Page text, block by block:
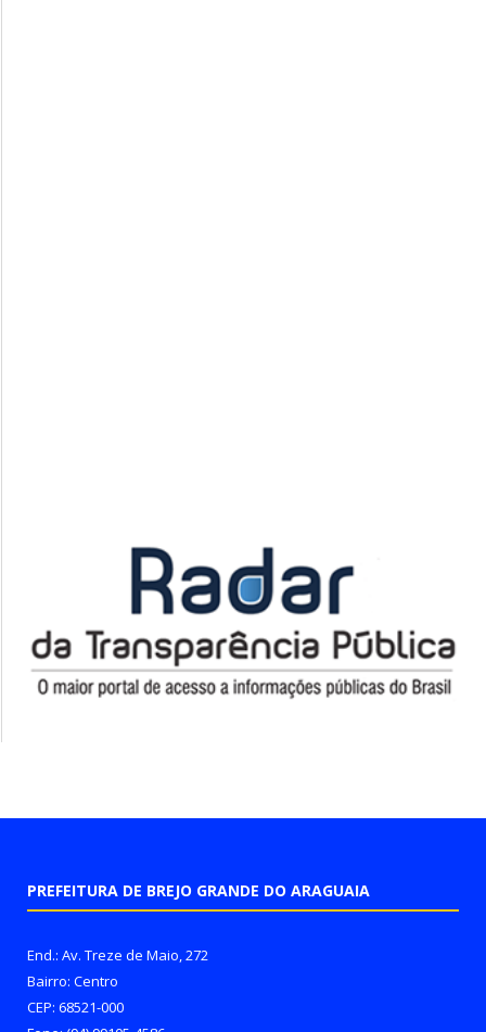
PREFEITURA DE BREJO GRANDE DO ARAGUAIA
End.: Av. Treze de Maio, 272
Bairro: Centro
CEP: 68521-000